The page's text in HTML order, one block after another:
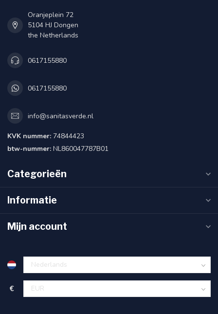
Oranjeplein 72
5104 HJ Dongen
the Netherlands
0617155880
0617155880
info@sanitasverde.nl
KVK nummer: 74844423
btw-nummer: NL860047787B01
Categorieën
Informatie
Mijn account
€